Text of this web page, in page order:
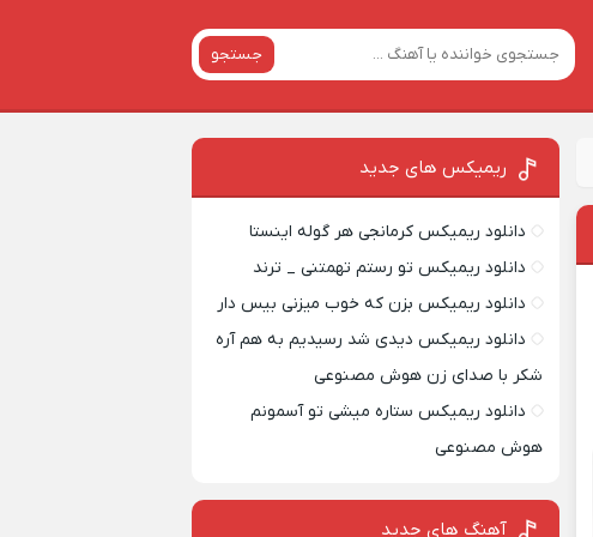
جستجو
ریمیکس‌ های جدید
دانلود ریمیکس کرمانجی هر گوله اینستا
دانلود ریمیکس تو رستم تهمتنی _ ترند
دانلود ریمیکس بزن که خوب میزنی بیس دار
دانلود ریمیکس دیدی شد رسیدیم به هم آره
شکر با صدای زن هوش مصنوعی
دانلود ریمیکس ستاره میشی تو آسمونم
هوش مصنوعی
آهنگ های جدید